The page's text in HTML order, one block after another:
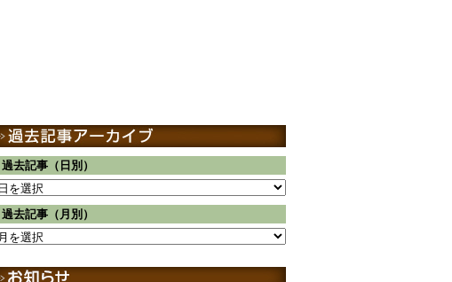
過去記事（日別）
過去記事（月別）